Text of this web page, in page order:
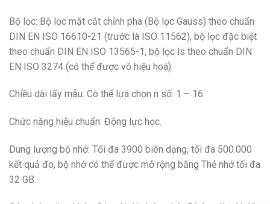
Bộ lọc: Bộ lọc mặt cắt chỉnh pha (Bộ lọc Gauss) theo chuẩn
DIN EN ISO 16610-21 (trước là ISO 11562), bộ lọc đặc biệt
theo chuẩn DIN EN ISO 13565-1, bộ lọc ls theo chuẩn DIN
EN ISO 3274 (có thể được vô hiệu hoá).
Chiều dài lấy mẫu: Có thể lựa chọn n số: 1 – 16.
Chức năng hiệu chuẩn: Động lực học.
Dung lượng bộ nhớ: Tối đa 3900 biên dạng, tối đa 500.000
kết quả đo, bộ nhớ có thể được mở rộng bằng Thẻ nhớ tối đa
32 GB.